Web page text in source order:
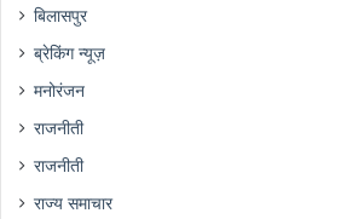
बिलासपुर
ब्रेकिंग न्यूज़
मनोरंजन
राजनीती
राजनीती
राज्य समाचार